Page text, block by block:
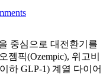
중심으로 대전환기를
픽(Ozempic), 위고비
하 GLP-1) 계열 다이어